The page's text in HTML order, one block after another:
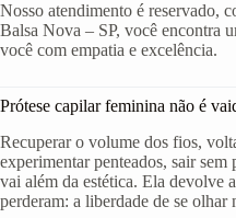
Nosso atendimento é reservado,
Balsa Nova – SP, você encontra
você com empatia e excelência.
Prótese capilar feminina não é
Recuperar o volume dos fios,
experimentar penteados, sair
vai além da estética. Ela devolve
perderam: a liberdade de se olhar